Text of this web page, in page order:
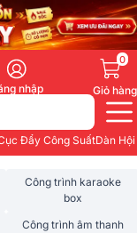
nhập
0
Giỏ hàng
Đẩy Công SuấtDàn
Công trình karaoke
box
Công trình âm thanh